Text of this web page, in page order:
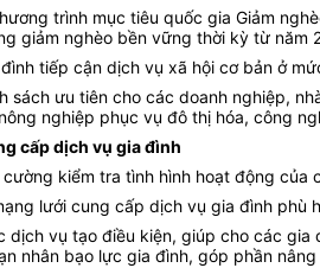
trình mục tiêu quốc gia Giảm
giảm nghèo bền vững thời kỳ từ năm
tiếp cận dịch vụ xã hội cơ bản ở
sách ưu tiên cho các doanh nghiệp,
nghiệp phục vụ đô thị hóa, công
cấp dịch vụ gia đình
kiểm tra tình hình hoạt động
lưới cung cấp dịch vụ gia đình
dịch vụ tạo điều kiện, giúp cho các
nhân bạo lực gia đình, góp phần